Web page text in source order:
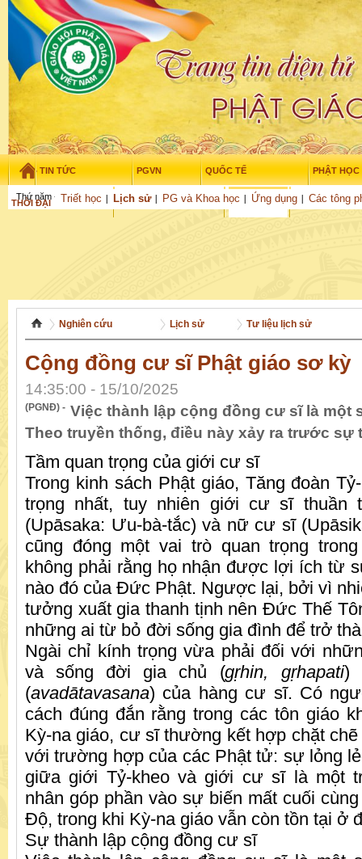
TIN TỨC PGVN QUỐC TẾ PHẬT HỌC
THỜI ĐẠI TUỔI TRẺ NGHIÊN CỨU
Triết học Lịch sử PG và Khoa học Ứng dụng Các tông
VĂN HỌC
Thứ năm - 6/08/2026 – 04: 40:49
Nghiên cứu Lịch sử Tư liệu lịch sử
Cộng đồng cư sĩ Phật giáo sơ kỳ
14:35:00 - 15/10/2025
(PGNĐ) - Việc thành lập cộng đồng cư sĩ là một
Theo truyền thống, điều này xảy ra trước sự
Tầm quan trọng của giới cư sĩ
Trong kinh sách Phật giáo, Tăng đoàn
trọng nhất, tuy nhiên giới cư sĩ thuần
(Upāsaka: Ưu-bà-tắc) và nữ cư sĩ
cũng đóng một vai trò quan trọng
không phải rằng họ nhận được lợi ích từ
nào đó của Đức Phật. Ngược lại, bởi vì
tưởng xuất gia thanh tịnh nên Đức Thế
những ai từ bỏ đời sống gia đình để trở
Ngài chỉ kính trọng vừa phải đối với
và sống đời gia chủ (gṛhin, gṛhapati)
(avadātavasana) của hàng cư sĩ. Có
cách đúng đắn rằng trong các tôn giáo
Kỳ-na giáo, cư sĩ thường kết hợp chặt
với trường hợp của các Phật tử: sự lỏng
giữa giới Tỷ-kheo và giới cư sĩ là một
nhân góp phần vào sự biến mất cuối
Độ, trong khi Kỳ-na giáo vẫn còn tồn tại ở
Sự thành lập cộng đồng cư sĩ